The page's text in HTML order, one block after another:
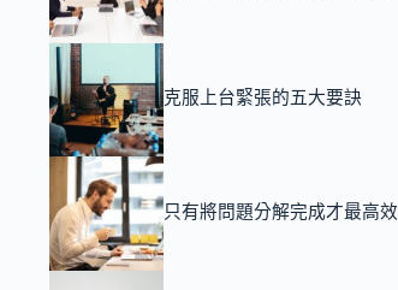
克服上台緊張的五大要訣
只有將問題分解完成才最高效